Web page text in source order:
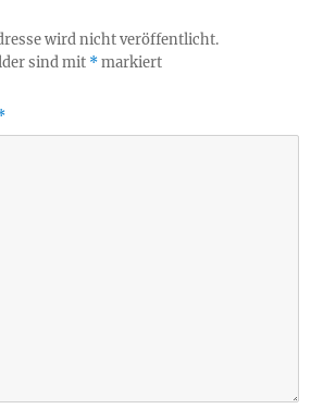
wird nicht veröffentlicht.
sind mit *markiert